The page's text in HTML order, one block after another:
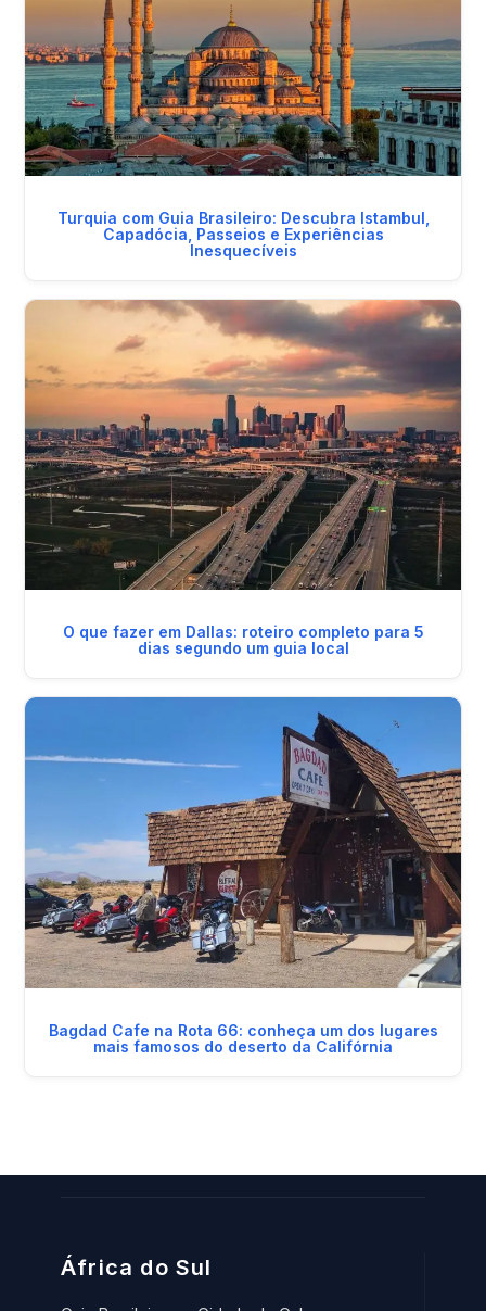
Turquia com Guia Brasileiro: Descubra Istambul,
Capadócia, Passeios e Experiências
Inesquecíveis
O que fazer em Dallas: roteiro completo para 5
dias segundo um guia local
Bagdad Cafe na Rota 66: conheça um dos lugares
mais famosos do deserto da Califórnia
África do Sul